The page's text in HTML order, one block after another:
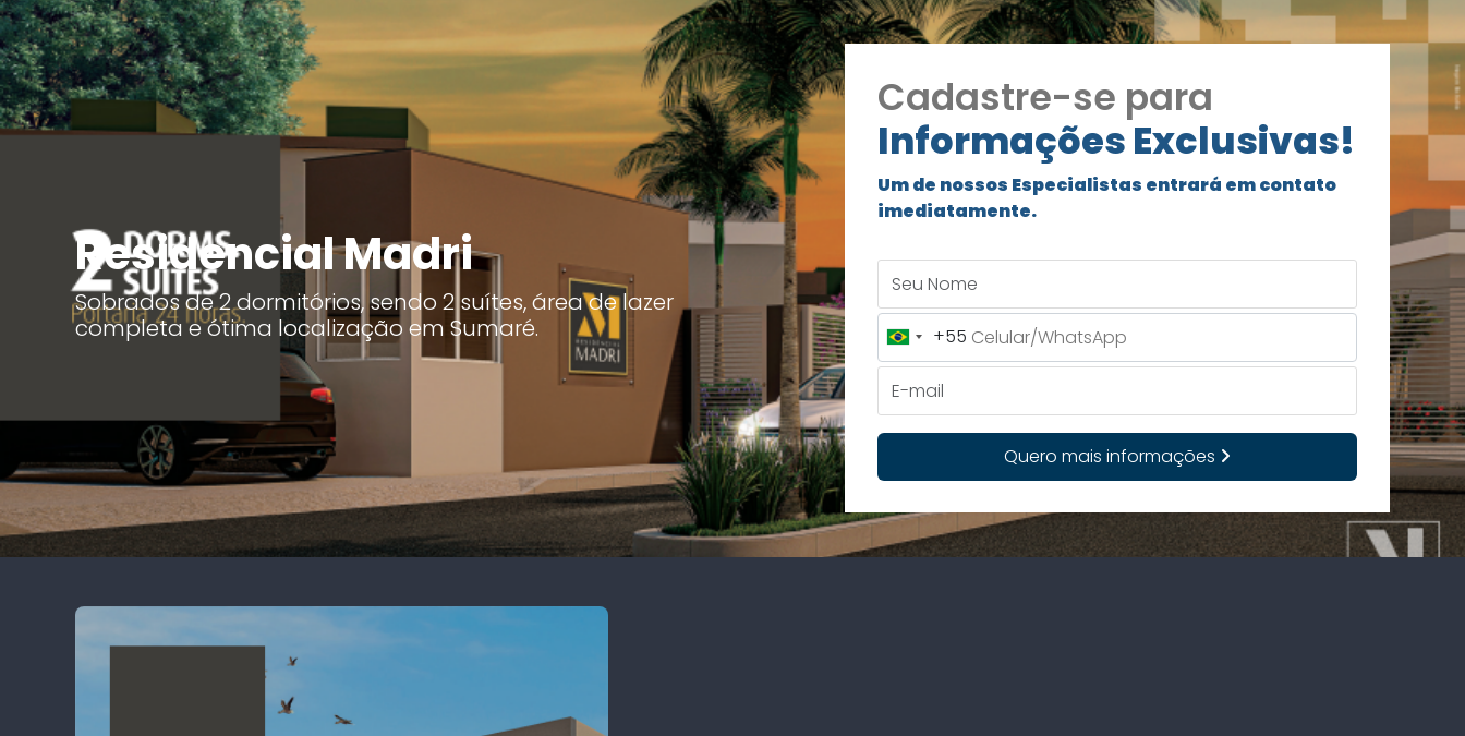
Residencial Madri
Sobrados de 2 dormitórios, sendo 2 suítes, área de lazer
completa e ótima localização em Sumaré.
Cadastre-se para
Informações Exclusivas!
Um de nossos Especialistas entrará em contato
imediatamente.
Brazil
+55
+55
Quero mais informações